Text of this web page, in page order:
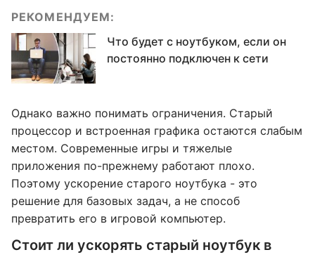
РЕКОМЕНДУЕМ:
Что будет с ноутбуком, если он
постоянно подключен к сети
Однако важно понимать ограничения. Старый
процессор и встроенная графика остаются слабым
местом. Современные игры и тяжелые
приложения по-прежнему работают плохо.
Поэтому ускорение старого ноутбука - это
решение для базовых задач, а не способ
превратить его в игровой компьютер.
Стоит ли ускорять старый ноутбук в